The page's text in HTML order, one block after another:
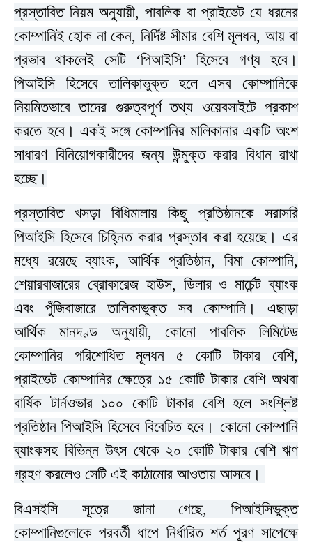
প্রস্তাবিত নিয়ম অনুযায়ী, পাবলিক বা প্রাইভেট যে ধরনের
কোম্পানিই হোক না কেন, নির্দিষ্ট সীমার বেশি মূলধন, আয় বা
প্রভাব থাকলেই সেটি ‘পিআইসি’ হিসেবে গণ্য হবে।
পিআইসি হিসেবে তালিকাভুক্ত হলে এসব কোম্পানিকে
নিয়মিতভাবে তাদের গুরুত্বপূর্ণ তথ্য ওয়েবসাইটে প্রকাশ
করতে হবে। একই সঙ্গে কোম্পানির মালিকানার একটি অংশ
সাধারণ বিনিয়োগকারীদের জন্য উন্মুক্ত করার বিধান রাখা
হচ্ছে।
প্রস্তাবিত খসড়া বিধিমালায় কিছু প্রতিষ্ঠানকে সরাসরি
পিআইসি হিসেবে চিহ্নিত করার প্রস্তাব করা হয়েছে। এর
মধ্যে রয়েছে ব্যাংক, আর্থিক প্রতিষ্ঠান, বিমা কোম্পানি,
শেয়ারবাজারের ব্রোকারেজ হাউস, ডিলার ও মার্চেন্ট ব্যাংক
এবং পুঁজিবাজারে তালিকাভুক্ত সব কোম্পানি। এছাড়া
আর্থিক মানদণ্ড অনুযায়ী, কোনো পাবলিক লিমিটেড
কোম্পানির পরিশোধিত মূলধন ৫ কোটি টাকার বেশি,
প্রাইভেট কোম্পানির ক্ষেত্রে ১৫ কোটি টাকার বেশি অথবা
বার্ষিক টার্নওভার ১০০ কোটি টাকার বেশি হলে সংশ্লিষ্ট
প্রতিষ্ঠান পিআইসি হিসেবে বিবেচিত হবে। কোনো কোম্পানি
ব্যাংকসহ বিভিন্ন উৎস থেকে ২০ কোটি টাকার বেশি ঋণ
গ্রহণ করলেও সেটি এই কাঠামোর আওতায় আসবে।
বিএসইসি সূত্রে জানা গেছে, পিআইসিভুক্ত
কোম্পানিগুলোকে পরবর্তী ধাপে নির্ধারিত শর্ত পূরণ সাপেক্ষে